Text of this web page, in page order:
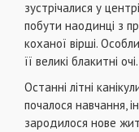
зустрічалися у
побути наодинці з
коханої вірші.
її великі блакитні
Останні літні
почалося навчання,
зародилося нове